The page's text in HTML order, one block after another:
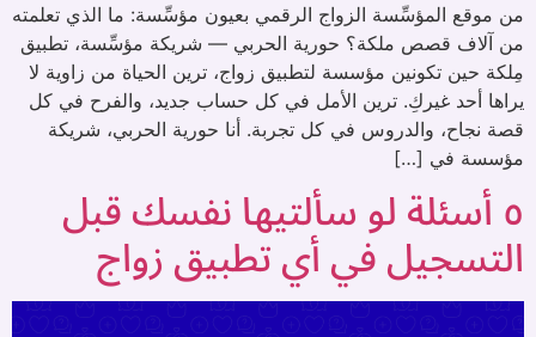
من موقع المؤسِّسة الزواج الرقمي بعيون مؤسِّسة: ما الذي تعلمته
من آلاف قصص ملكة؟ حورية الحربي — شريكة مؤسِّسة، تطبيق
مِلكة حين تكونين مؤسسة لتطبيق زواج، ترين الحياة من زاوية لا
يراها أحد غيركِ. ترين الأمل في كل حساب جديد، والفرح في كل
قصة نجاح، والدروس في كل تجربة. أنا حورية الحربي، شريكة
مؤسسة في […]
٥ أسئلة لو سألتيها نفسك قبل
التسجيل في أي تطبيق زواج